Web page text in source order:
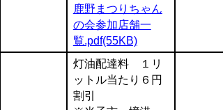
鹿野まつりちゃん
の会参加店舗一
覧.pdf(55KB)
灯油配達料 １リ
ットル当たり６円
割引